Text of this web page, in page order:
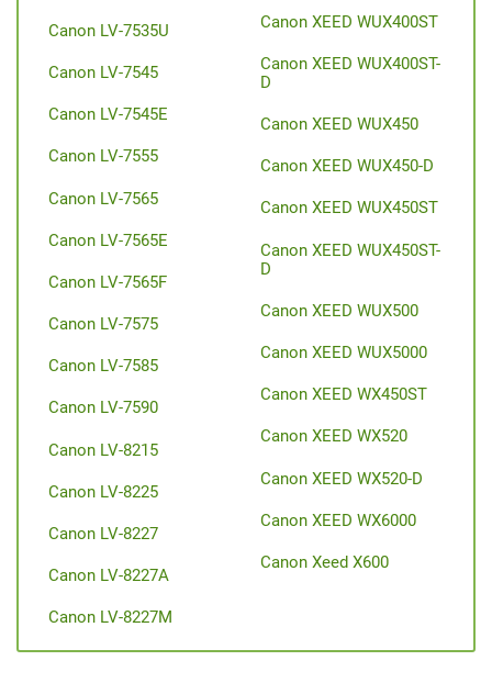
Canon LV-7535U
Canon LV-7545
Canon LV-7545E
Canon LV-7555
Canon LV-7565
Canon LV-7565E
Canon LV-7565F
Canon LV-7575
Canon LV-7585
Canon LV-7590
Canon LV-8215
Canon LV-8225
Canon LV-8227
Canon LV-8227A
Canon LV-8227M
Canon XEED WUX400ST
Canon XEED WUX400ST-
D
Canon XEED WUX450
Canon XEED WUX450-D
Canon XEED WUX450ST
Canon XEED WUX450ST-
D
Canon XEED WUX500
Canon XEED WUX5000
Canon XEED WX450ST
Canon XEED WX520
Canon XEED WX520-D
Canon XEED WX6000
Canon Xeed X600